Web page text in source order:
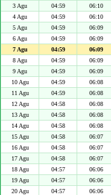
3 Agu
04:59 06:10
4 Agu
04:59 06:10
5 Agu
04:59 06:09
6 Agu
04:59 06:09
7 Agu
04:59 06:09
8 Agu
04:59 06:09
9 Agu
04:59 06:09
10 Agu
04:59 06:08
11 Agu
04:59 06:08
12 Agu
04:58 06:08
13 Agu
04:58 06:08
14 Agu
04:58 06:08
15 Agu
04:58 06:07
16 Agu
04:58 06:07
17 Agu
04:58 06:07
18 Agu
04:57 06:06
19 Agu
04:57 06:06
20 Agu
04:57 06:06